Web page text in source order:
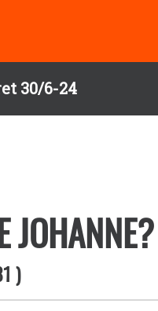
30/6-24
JOHANNE?
)